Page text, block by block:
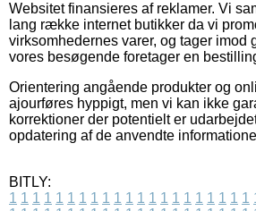
Websitet finansieres af reklamer. Vi
lang række internet butikker da vi
virksomhedernes varer, og tager imod
vores besøgende foretager en
Orientering angående produkter og
ajourføres hyppigt, men vi kan ikke
korrektioner der potentielt er
opdatering af de anvendte
BITLY:
1 1 1 1 1 1 1 1 1 1 1 1 1 1 1 1 1 1 1 1 1